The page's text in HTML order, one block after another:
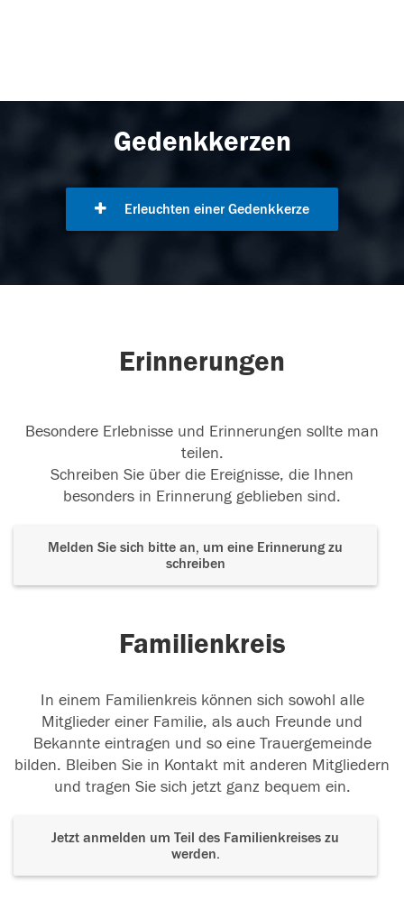
Gedenkkerzen
Erleuchten einer Gedenkkerze
Erinnerungen
Besondere Erlebnisse und Erinnerungen sollte man
teilen.
Schreiben Sie über die Ereignisse, die Ihnen
besonders in Erinnerung geblieben sind.
Melden Sie sich bitte an, um eine Erinnerung zu
schreiben
Familienkreis
In einem Familienkreis können sich sowohl alle
Mitglieder einer Familie, als auch Freunde und
Bekannte eintragen und so eine Trauergemeinde
bilden. Bleiben Sie in Kontakt mit anderen Mitgliedern
und tragen Sie sich jetzt ganz bequem ein.
Jetzt anmelden um Teil des Familienkreises zu
werden.